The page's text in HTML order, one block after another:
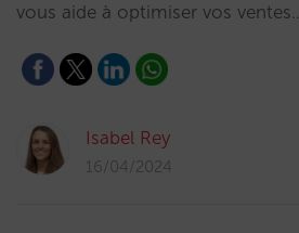
vous aide à optimiser vos
Isabel Rey
16/04/2024